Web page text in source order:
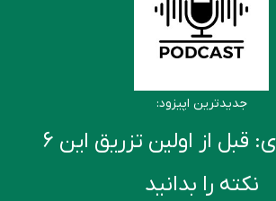
جدیدترین اپیزود:
آمپول لاغری: قبل از اولین تزریق این ۶
نکته را بدانید